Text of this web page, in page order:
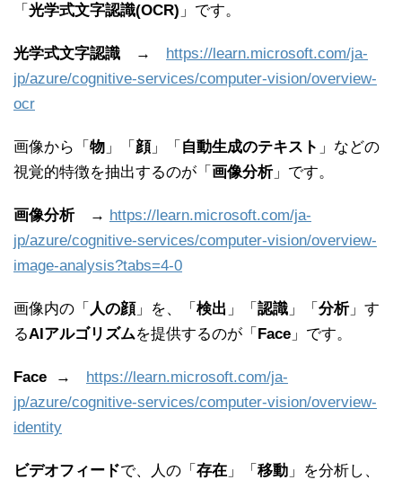
「 光学式文字認識(OCR) 」です。
光学式文字認識 → https://learn.microsoft.com/ja-
jp/azure/cognitive-services/computer-vision/overview-
ocr
画像から「 物 」「 顔」「 自動生成のテキスト 」などの
視覚的特徴を抽出するのが「 画像分析」です。
画像分析→ https://learn.microsoft.com/ja-
jp/azure/cognitive-services/computer-vision/overview-
image-analysis?tabs=4-0
画像内の「 人の顔」を、「 検出 」「 認識 」「 分析」す
るAIアルゴリズムを提供するのが「 Face 」です。
Face → https://learn.microsoft.com/ja-
jp/azure/cognitive-services/computer-vision/overview-
identity
ビデオフィードで、人の「 存在 」「 移動 」を分析し、